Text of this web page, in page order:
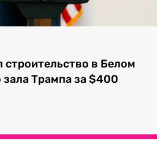
строительство в Белом
зала Трампа за $400